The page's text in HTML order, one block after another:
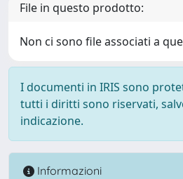
File in questo prodotto:
Non ci sono file associati a
I documenti in IRIS sono
tutti i diritti sono riservati,
indicazione.
Informazioni